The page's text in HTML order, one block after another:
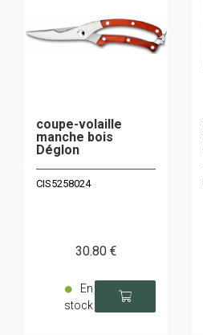
coupe-volaille
manche bois
Déglon
CIS5258024
30.80 €
En
stock